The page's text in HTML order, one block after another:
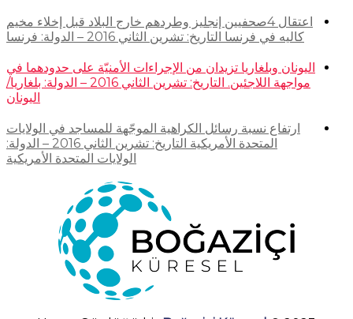
اعتقال 4صحفيين إنجليز وطردهم خارج البلاد قبل إخلاء مخيم
كاليه في فرنسا التاريخ: تشرين الثاني 2016 – الدولة: فرنسا
اليونان وبلغاريا تزيدان من الإجراءات الأمنيّة على حدودهما في
مواجهة اللاجئين. التاريخ: تشرين الثاني 2016 – الدولة: بلغاريا/
اليونان
ارتفاع نسبة رسائل الكراهية الموجّهة للمساجد في الولايات
المتحدة الأمريكية التاريخ: تشرين الثاني 2016 – الدولة:
الولايات المتحدة الأمريكية